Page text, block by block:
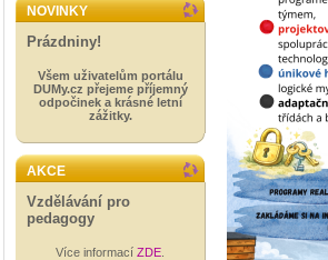
NOVINKY
Prázdniny!
Všem uživatelům portálu
DUMy.cz přejeme příjemný
odpočinek a krásné letní
zážitky.
AKCE
Vzdělávání pro
pedagogy
Více informací ZDE